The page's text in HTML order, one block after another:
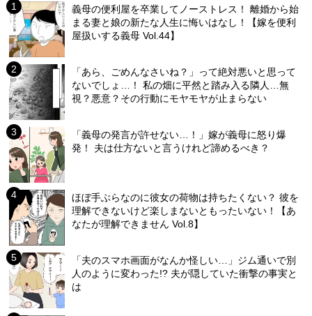
義母の便利屋を卒業してノーストレス！ 離婚から始
まる妻と娘の新たな人生に悔いはなし！【嫁を便利
屋扱いする義母 Vol.44】
「あら、ごめんなさいね？」って絶対悪いと思って
ないでしょ…！ 私の畑に平然と踏み入る隣人…無
視？悪意？その行動にモヤモヤが止まらない
「義母の発言が許せない…！」嫁が義母に怒り爆
発！ 夫は仕方ないと言うけれど諦めるべき？
ほぼ手ぶらなのに彼女の荷物は持ちたくない？ 彼を
理解できないけど楽しまないともったいない！【あ
なたが理解できません Vol.8】
「夫のスマホ画面がなんか怪しい…」ジム通いで別
人のように変わった!? 夫が隠していた衝撃の事実と
は